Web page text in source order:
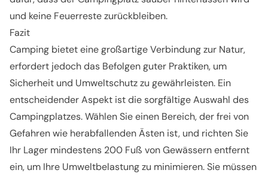
und keine Feuerreste zurückbleiben.
Fazit
Camping bietet eine großartige Verbindung zur Natur,
erfordert jedoch das Befolgen guter Praktiken, um
Sicherheit und Umweltschutz zu gewährleisten. Ein
entscheidender Aspekt ist die sorgfältige Auswahl des
Campingplatzes. Wählen Sie einen Bereich, der frei von
Gefahren wie herabfallenden Ästen ist, und richten Sie
Ihr Lager mindestens 200 Fuß von Gewässern entfernt
ein, um Ihre Umweltbelastung zu minimieren. Sie müssen